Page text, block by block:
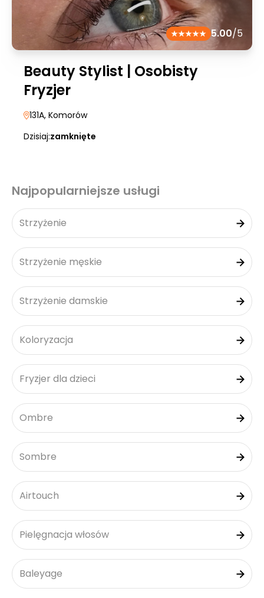
5.00/5
Beauty Stylist | Osobisty
Fryzjer
131A, Komorów
Dzisiaj:zamknięte
Najpopularniejsze usługi
Strzyżenie
Strzyżenie męskie
Strzyżenie damskie
Koloryzacja
Fryzjer dla dzieci
Ombre
Sombre
Airtouch
Pielęgnacja włosów
Baleyage